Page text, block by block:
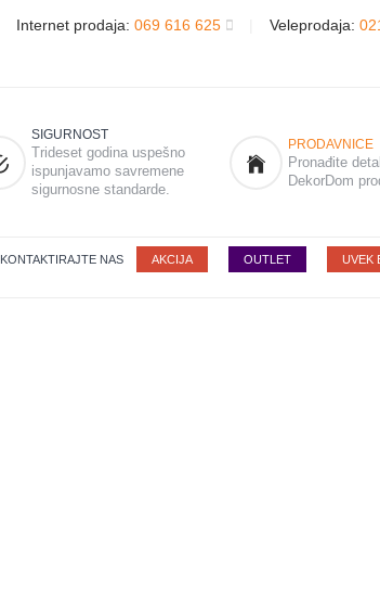
Internet prodaja: 069 616 625 Veleprodaja:
SIGURNOST
Trideset godina uspešno
ispunjavamo savremene
sigurnosne standarde.
PRODAVNICE
Pronađite
DekorDom
KONTAKTIRAJTE NAS AKCIJA OUTLET UVEK